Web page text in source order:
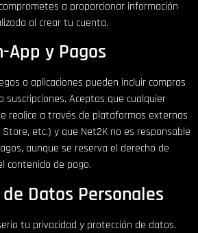
a proporcionar información
al crear tu cuenta.
App y Pagos
o aplicaciones pueden incluir compras
suscripciones. Aceptas que cualquier
realice a través de plataformas externas
Store, etc.) y que Net2K no es responsable
aunque se reserva el derecho de
contenido de pago.
Datos Personales
tu privacidad y protección de datos.